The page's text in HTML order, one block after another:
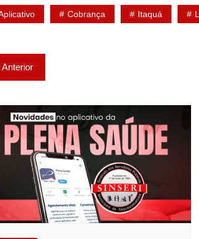
at
A
p
c
b
o
k
itt p ar
Cobrança Itaquá
Anterior